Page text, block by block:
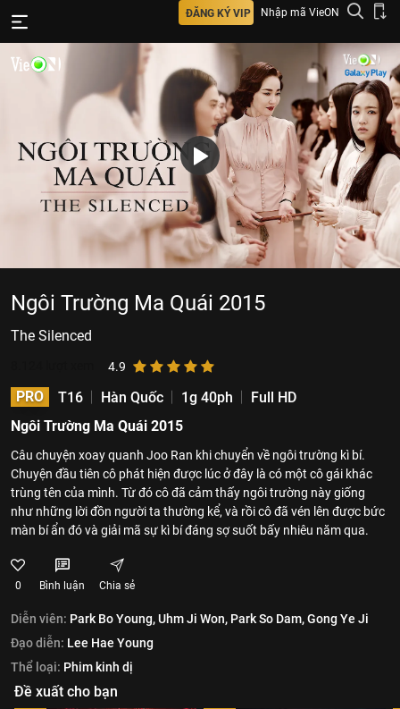
ĐĂNG KÝ VIP Nhập mã VieON
Ngôi Trường Ma Quái 2015
The Silenced
4.9
PRO T16 Hàn Quốc 1g 40ph
Full HD
Ngôi Trường Ma Quái 2015
Câu chuyện xoay quanh Joo Ran khi chuyển về ngôi trường kì bí.
Chuyện đầu tiên cô phát hiện được lúc ở đây là có một cô gái khác
trùng tên của mình. Từ đó cô đã cảm thấy ngôi trường này giống
như những lời đồn người ta thường kể, và rồi cô đã vén lên được bức
màn bí ẩn đó và giải mã sự kì bí đáng sợ suốt bấy nhiêu năm qua.
0 Bình luận Chia sẻ
Diễn viên: Park Bo Young,Uhm Ji Won, Park So Dam,Gong Ye Ji
Đạo diễn: Lee Hae Young
Thể loại: Phim kinh dị
Đề xuất cho bạn